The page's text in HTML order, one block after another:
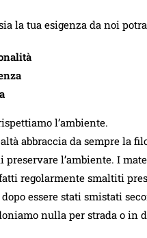
la tua esigenza da noi
l’ambiente.
abbraccia da sempre la
preservare l’ambiente. I
regolarmente smaltiti
essere stati smistati
nulla per strada o in